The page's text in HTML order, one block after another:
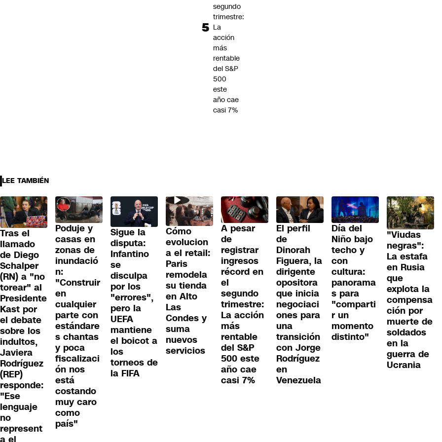
segundo
trimestre:
La
acción
más
rentable
del S&P
500
este
año cae
casi 7%
LEE TAMBIÉN
Tras el
llamado
de Diego
Schalper
(RN) a "no
torear" al
Presidente
Kast por
el debate
sobre los
indultos,
Javiera
Rodríguez
(REP)
responde:
"Ese
lenguaje
no
represent
Poduje y
casas en
zonas de
inundació
n:
"Construir
en
cualquier
parte con
estándare
s chantas
y poca
fiscalizaci
ón nos
está
costando
muy caro
como
país"
Sigue la
disputa:
Infantino
se
disculpa
por los
"errores",
pero la
UEFA
mantiene
el boicot a
los
torneos de
la FIFA
Cómo
evolucion
a el retail:
Paris
remodela
su tienda
en Alto
Las
Condes y
suma
nuevos
servicios
A pesar
de
registrar
ingresos
récord en
el
segundo
trimestre:
La acción
más
rentable
del S&P
500 este
año cae
casi 7%
El perfil
de
Dinorah
Figuera, la
dirigente
opositora
que inicia
negociaci
ones para
una
transición
con Jorge
Rodríguez
en
Venezuela
Día del
Niño bajo
techo y
con
cultura:
panorama
s para
"comparti
r un
momento
distinto"
"Viudas
negras":
La estafa
en Rusia
que
explota la
compensa
ción por
muerte de
soldados
en la
guerra de
Ucrania